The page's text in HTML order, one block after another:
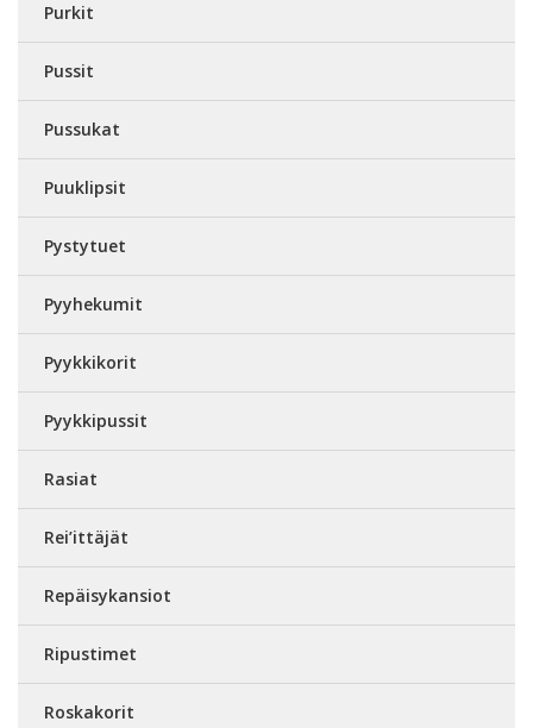
Purkit
Pussit
Pussukat
Puuklipsit
Pystytuet
Pyyhekumit
Pyykkikorit
Pyykkipussit
Rasiat
Rei’ittäjät
Repäisykansiot
Ripustimet
Roskakorit